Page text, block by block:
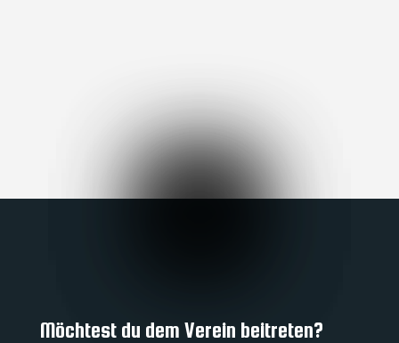
Möchtest du dem Verein beitreten?